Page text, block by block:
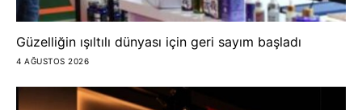
Güzelliğin ışıltılı dünyası için geri sayım başladı
4 AĞUSTOS 2026